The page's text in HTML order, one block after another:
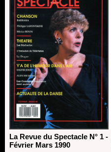
La Revue du Spectacle N° 1 -
Février Mars 1990